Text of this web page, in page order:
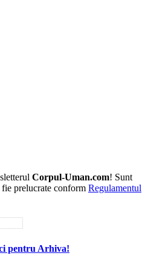
Corpul-Uman.com! Sunt
fie prelucrate conform Regulamentul
pentru Arhiva!